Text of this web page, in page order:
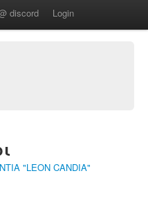
discord Login
"LEON CANDIA"